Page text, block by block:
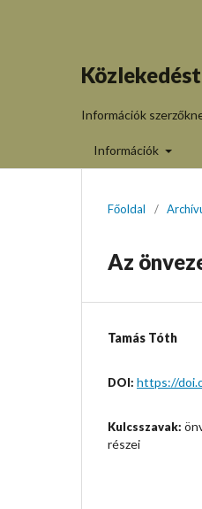
Információk
Információk
Főoldal /
Az
Tamás Tóth
DOI: https://
Kulcsszavak:
részei